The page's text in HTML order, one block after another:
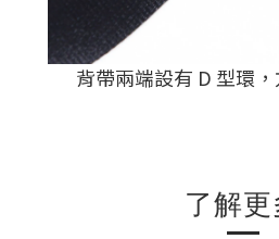
背帶兩端設有 D 型環
了解更